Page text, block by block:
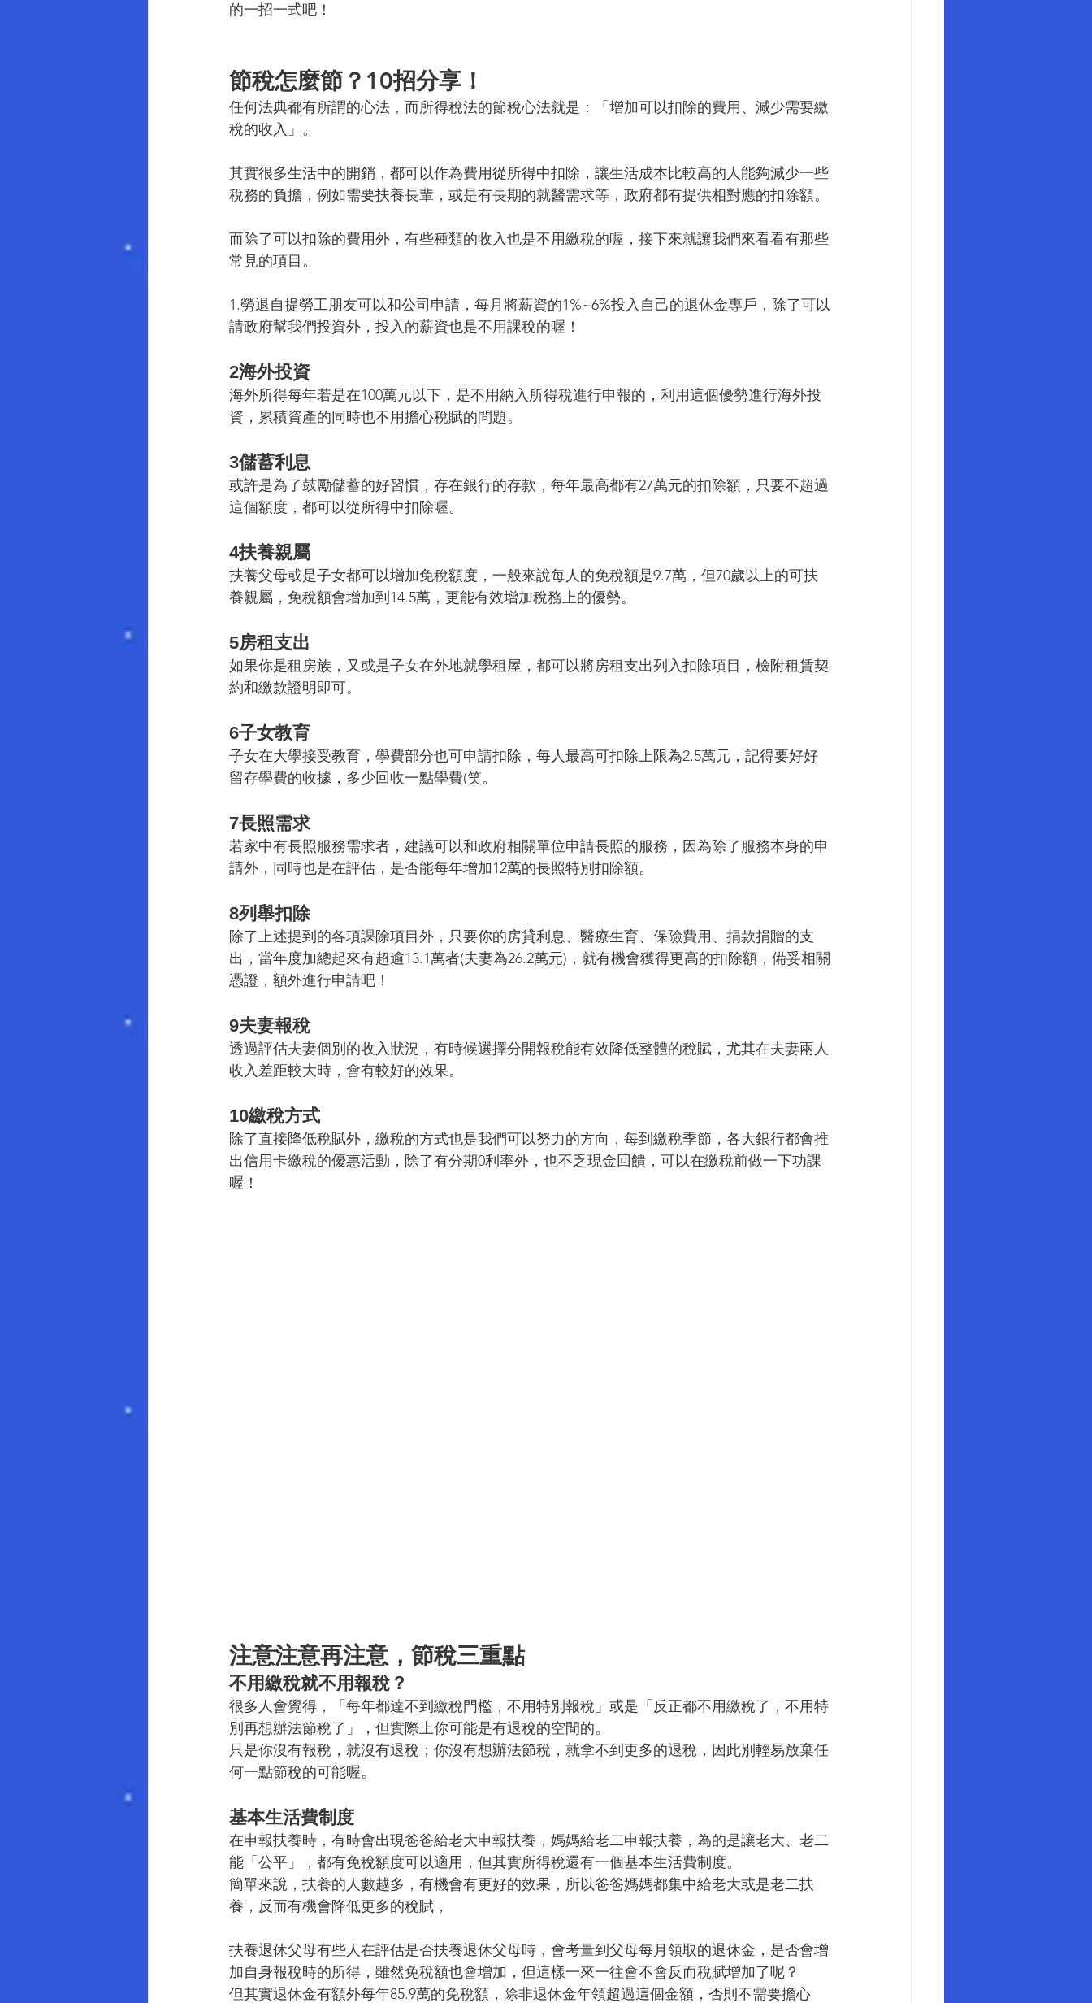
的一招一式吧！
節稅怎麼節？10招分享！
任何法典都有所謂的心法，而所得稅法的節稅心法就是：「增加可以扣除的費用、減少需要繳
稅的收入」。
其實很多生活中的開銷，都可以作為費用從所得中扣除，讓生活成本比較高的人能夠減少一些
稅務的負擔，例如需要扶養長輩，或是有長期的就醫需求等，政府都有提供相對應的扣除額。
而除了可以扣除的費用外，有些種類的收入也是不用繳稅的喔，接下來就讓我們來看看有那些
常見的項目。
1.勞退自提勞工朋友可以和公司申請，每月將薪資的1%~6%投入自己的退休金專戶，除了可以
請政府幫我們投資外，投入的薪資也是不用課稅的喔！
2海外投資
海外所得每年若是在100萬元以下，是不用納入所得稅進行申報的，利用這個優勢進行海外投
資，累積資產的同時也不用擔心稅賦的問題。
3儲蓄利息
或許是為了鼓勵儲蓄的好習慣，存在銀行的存款，每年最高都有27萬元的扣除額，只要不超過
這個額度，都可以從所得中扣除喔。
4扶養親屬
扶養父母或是子女都可以增加免稅額度，一般來說每人的免稅額是9.7萬，但70歲以上的可扶
養親屬，免稅額會增加到14.5萬，更能有效增加稅務上的優勢。
5房租支出
如果你是租房族，又或是子女在外地就學租屋，都可以將房租支出列入扣除項目，檢附租賃契
約和繳款證明即可。
6子女教育
子女在大學接受教育，學費部分也可申請扣除，每人最高可扣除上限為2.5萬元，記得要好好
留存學費的收據，多少回收一點學費(笑。
7長照需求
若家中有長照服務需求者，建議可以和政府相關單位申請長照的服務，因為除了服務本身的申
請外，同時也是在評估，是否能每年增加12萬的長照特別扣除額。
8列舉扣除
除了上述提到的各項課除項目外，只要你的房貸利息、醫療生育、保險費用、捐款捐贈的支
出，當年度加總起來有超逾13.1萬者(夫妻為26.2萬元)，就有機會獲得更高的扣除額，備妥相關
憑證，額外進行申請吧！
9夫妻報稅
透過評估夫妻個別的收入狀況，有時候選擇分開報稅能有效降低整體的稅賦，尤其在夫妻兩人
收入差距較大時，會有較好的效果。
10繳稅方式
除了直接降低稅賦外，繳稅的方式也是我們可以努力的方向，每到繳稅季節，各大銀行都會推
出信用卡繳稅的優惠活動，除了有分期0利率外，也不乏現金回饋，可以在繳稅前做一下功課
喔！
注意注意再注意，節稅三重點
不用繳稅就不用報稅？
很多人會覺得，「每年都達不到繳稅門檻，不用特別報稅」或是「反正都不用繳稅了，不用特
別再想辦法節稅了」，但實際上你可能是有退稅的空間的。
只是你沒有報稅，就沒有退稅；你沒有想辦法節稅，就拿不到更多的退稅，因此別輕易放棄任
何一點節稅的可能喔。
基本生活費制度
在申報扶養時，有時會出現爸爸給老大申報扶養，媽媽給老二申報扶養，為的是讓老大、老二
能「公平」，都有免稅額度可以適用，但其實所得稅還有一個基本生活費制度。
簡單來說，扶養的人數越多，有機會有更好的效果，所以爸爸媽媽都集中給老大或是老二扶
養，反而有機會降低更多的稅賦，
扶養退休父母有些人在評估是否扶養退休父母時，會考量到父母每月領取的退休金，是否會增
加自身報稅時的所得，雖然免稅額也會增加，但這樣一來一往會不會反而稅賦增加了呢？
但其實退休金有額外每年85.9萬的免稅額，除非退休金年領超過這個金額，否則不需要擔心